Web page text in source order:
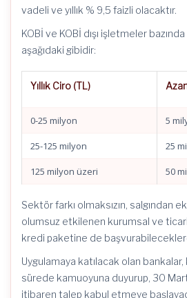
vadeli ve yıllık % 9,5 faizli olacaktır.
KOBİ ve KOBİ dışı işletmeler
aşağıdaki gibidir:
Yıllık Ciro (TL)
0-25 milyon 5
25-125 milyon 25
125 milyon üzeri 50
Sektör farkı olmaksızın, salgından
olumsuz etkilenen kurumsal ve
kredi paketine de
Uygulamaya katılacak olan bankalar,
sürede kamuoyuna duyurup, 30
itibaren talep kabul etmeye